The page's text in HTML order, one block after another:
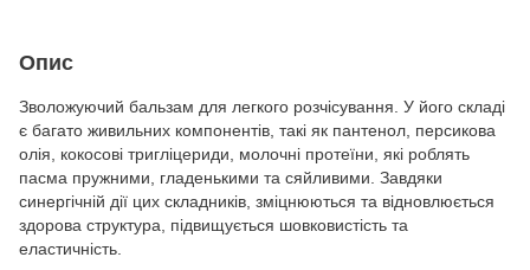
Опис
Зволожуючий бальзам для легкого розчісування. У його складі
є багато живильних компонентів, такі як пантенол, персикова
олія, кокосові тригліцериди, молочні протеїни, які роблять
пасма пружними, гладенькими та сяйливими. Завдяки
синергічній дії цих складників, зміцнюються та відновлюється
здорова структура, підвищується шовковистість та
еластичність.